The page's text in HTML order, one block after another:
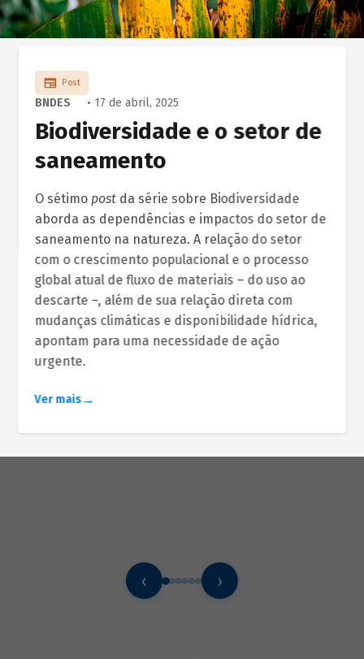
Post
BNDES • 17 de abril, 2025
Biodiversidade e o setor de
saneamento
O sétimo postda série sobre Biodiversidade
aborda as dependências e impactos do setor de
saneamento na natureza. A relação do setor
com o crescimento populacional e o processo
global atual de fluxo de materiais – do uso ao
descarte –, além de sua relação direta com
mudanças climáticas e disponibilidade hídrica,
apontam para uma necessidade de ação
urgente.
Ver mais
‹ ›